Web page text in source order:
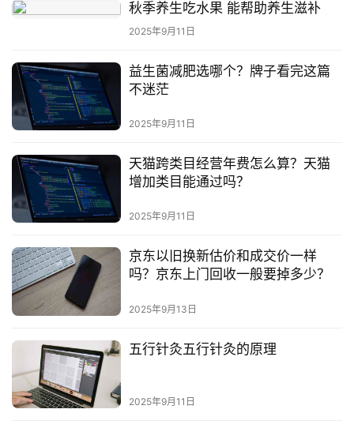
秋季养生吃水果 能帮助养生滋补
2025年9月11日
益生菌减肥选哪个？牌子看完这篇
不迷茫
2025年9月11日
天猫跨类目经营年费怎么算？天猫
增加类目能通过吗？
2025年9月11日
京东以旧换新估价和成交价一样
吗？京东上门回收一般要掉多少？
2025年9月13日
五行针灸五行针灸的原理
2025年9月11日